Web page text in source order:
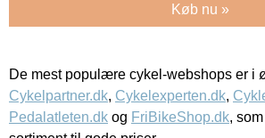
Køb nu »
De mest populære cykel-webshops er i
Cykelpartner.dk, Cykelexperten.dk,
Pedalatleten.dk og FriBikeShop.dk,